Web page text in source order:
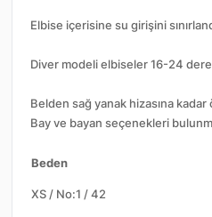
Elbise içerisine su girişini
Diver modeli elbiseler 16-24
Belden sağ yanak hizasına
Bay ve bayan seçenekleri
Beden
XS / No:1 / 42